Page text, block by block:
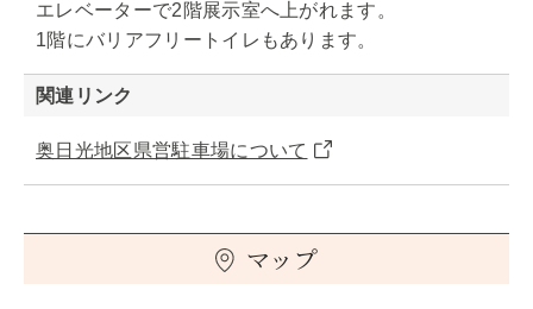
エレベーターで2階展示室へ上がれます。
1階にバリアフリートイレもあります。
関連リンク
奥日光地区県営駐車場について
マップ